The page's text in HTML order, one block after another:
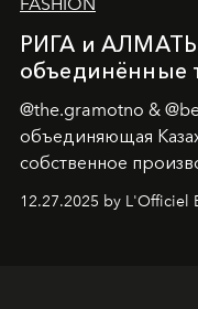
FASHION
РИГА и АЛМАТЫ
объединённые
@the.gramotno &
объединяющая
собственное
предоставляющая
решения для
12.27.2025 by L'Officiel